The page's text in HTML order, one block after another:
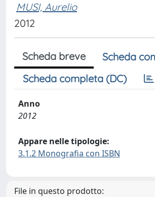
MUSI, Aurelio
2012
Scheda breve
Scheda
Scheda completa (DC)
Anno
2012
Appare nelle tipologie:
3.1.2 Monografia con ISBN
File in questo prodotto: